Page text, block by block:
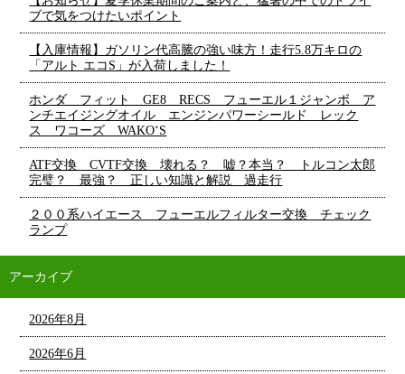
ブで気をつけたいポイント
【入庫情報】ガソリン代高騰の強い味方！走行5.8万キロの
「アルト エコS」が入荷しました！
ホンダ フィット GE8 RECS フューエル１ジャンボ ア
ンチエイジングオイル エンジンパワーシールド レック
ス ワコーズ WAKO‘S
ATF交換 CVTF交換 壊れる？ 嘘？本当？ トルコン太郎
完璧？ 最強？ 正しい知識と解説 過走行
２００系ハイエース フューエルフィルター交換 チェック
ランプ
アーカイブ
2026年8月
2026年6月